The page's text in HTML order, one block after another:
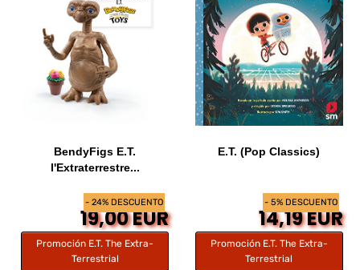
- 24% DESCUENTO
BendyFigs E.T.
l'Extraterrestre...
19,00 EUR
Promoción E.T. The Extra-
Terrestrial
- 5% DESCUENTO
E.T. (Pop Classics)
14,19 EUR
Promoción E.T. The Extra-
Terrestrial